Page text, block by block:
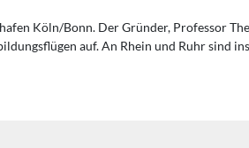
Köln/Bonn. Der Gründer, Professor
auf. An Rhein und Ruhr sind